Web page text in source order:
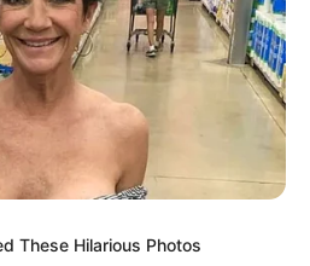
These Hilarious Photos